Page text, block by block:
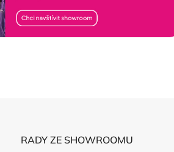
RADY ZE SHOWROOMU